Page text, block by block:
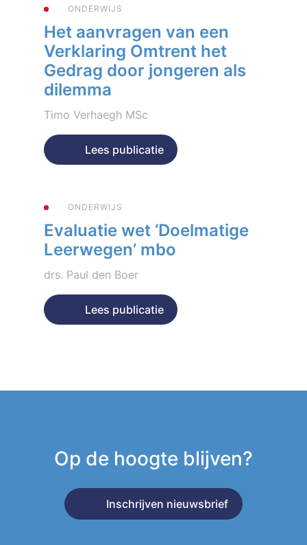
ONDERWIJS
Het aanvragen van een
Verklaring Omtrent het
Gedrag door jongeren als
dilemma
Timo Verhaegh MSc
Geplaatst op 15 april 2019
Lees publicatie
ONDERWIJS
Evaluatie wet ‘Doelmatige
Leerwegen’ mbo
drs. Paul den Boer
Geplaatst op 10 januari 2019
Lees publicatie
Op de hoogte blijven?
Inschrijven nieuwsbrief